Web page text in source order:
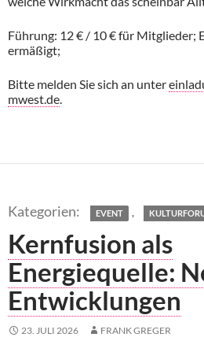
Führung: 12 € / 10 € für Mitglieder;
ermäßigt;
Bitte melden Sie sich an unter
mwest.de.
EVENT ,
Kernfusion als
Energiequelle:
Entwicklungen
23. JULI 2026 FRANK GREGER